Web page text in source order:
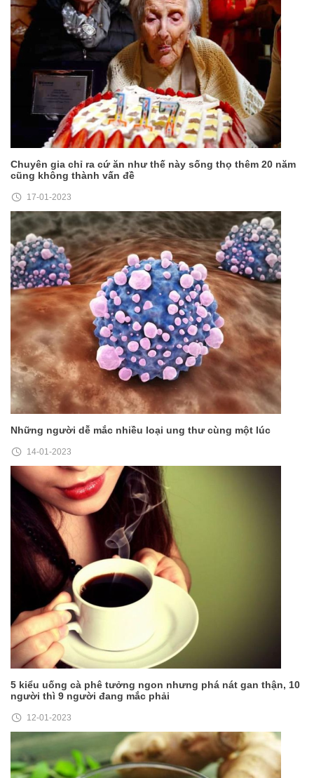
Chuyên gia chỉ ra cứ ăn như thế này sống thọ thêm 20 năm
cũng không thành vấn đề
17-01-2023
Những người dễ mắc nhiều loại ung thư cùng một lúc
14-01-2023
5 kiểu uống cà phê tưởng ngon nhưng phá nát gan thận, 10
người thì 9 người đang mắc phải
12-01-2023